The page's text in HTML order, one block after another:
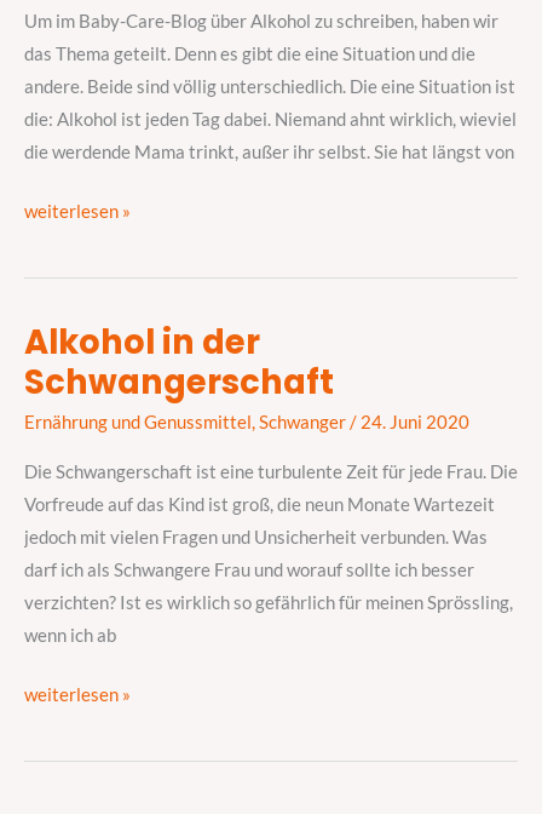
Um im Baby-Care-Blog über Alkohol zu schreiben, haben wir
das Thema geteilt. Denn es gibt die eine Situation und die
andere. Beide sind völlig unterschiedlich. Die eine Situation ist
die: Alkohol ist jeden Tag dabei. Niemand ahnt wirklich, wieviel
die werdende Mama trinkt, außer ihr selbst. Sie hat längst von
Glas
…
weiterlesen »
Alkohol in der
Schwangerschaft
Ernährung und Genussmittel,Schwanger/ 24. Juni 2020
Die Schwangerschaft ist eine turbulente Zeit für jede Frau. Die
Vorfreude auf das Kind ist groß, die neun Monate Wartezeit
jedoch mit vielen Fragen und Unsicherheit verbunden. Was
darf ich als Schwangere Frau und worauf sollte ich besser
verzichten? Ist es wirklich so gefährlich für meinen Sprössling,
wenn ich ab
Alkohol
in
Schwangerschaft
weiterlesen »